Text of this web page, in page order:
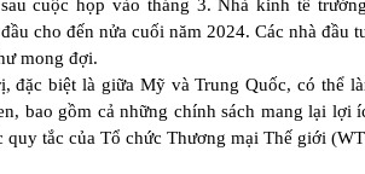
cuộc họp vào tháng 3. Nhà kinh tế
cho đến nửa cuối năm 2024. Các nhà đầu
mong đợi.
đặc biệt là giữa Mỹ và Trung Quốc, có thể
bao gồm cả những chính sách mang lại lợi
tắc của Tổ chức Thương mại Thế giới